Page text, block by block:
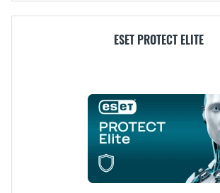
ESET PROTECT ELITE